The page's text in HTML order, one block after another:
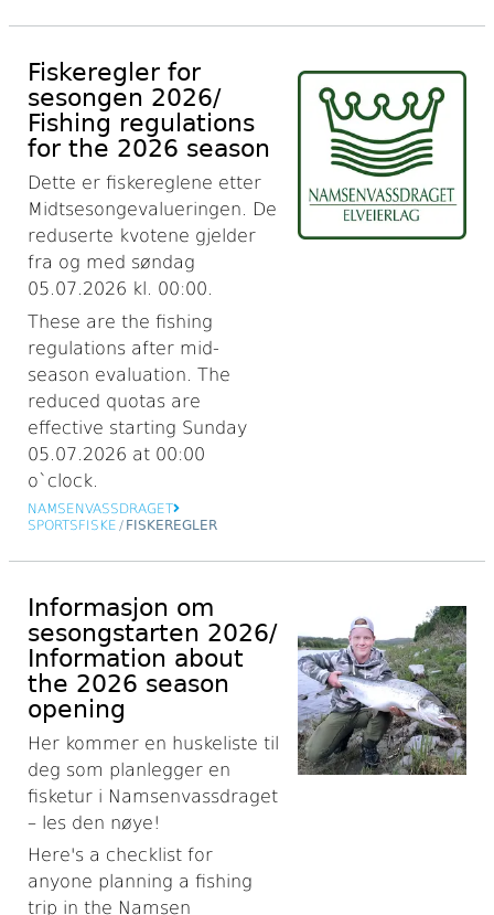
Fiskeregler for
sesongen 2026/
Fishing regulations
for the 2026 season
Dette er fiskereglene etter
Midtsesongevalueringen. De
reduserte kvotene gjelder
fra og med søndag
05.07.2026 kl. 00:00.
These are the fishing
regulations after mid-
season evaluation. The
reduced quotas are
effective starting Sunday
05.07.2026 at 00:00
o`clock.
NAMSENVASSDRAGET
SPORTSFISKE / FISKEREGLER
Informasjon om
sesongstarten 2026/
Information about
the 2026 season
opening
Her kommer en huskeliste til
deg som planlegger en
fisketur i Namsenvassdraget
– les den nøye!
Here's a checklist for
anyone planning a fishing
trip in the Namsen